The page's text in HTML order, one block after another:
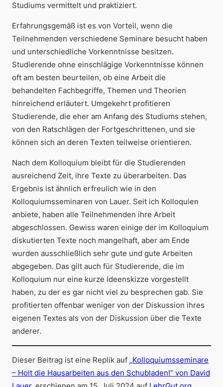
Studiums vermittelt und praktiziert.
Erfahrungsgemäß ist es von Vorteil, wenn die
Teilnehmenden verschiedene Seminare besucht haben
und unterschiedliche Vorkenntnisse besitzen.
Studierende ohne einschlägige Vorkenntnisse können
oft am besten beurteilen, ob eine Arbeit die
behandelten Fachbegriffe, Themen und Theorien
hinreichend erläutert. Umgekehrt profitieren
Studierende, die eher am Anfang des Studiums stehen,
von den Ratschlägen der Fortgeschrittenen, und sie
können sich an deren Texten teilweise orientieren.
Nach dem Kolloquium bleibt für die Studierenden
ausreichend Zeit, ihre Texte zu überarbeiten. Das
Ergebnis ist ähnlich erfreulich wie in den
Kolloquiumsseminaren von Lauer. Seit ich Kolloquien
anbiete, haben alle Teilnehmenden ihre Arbeit
abgeschlossen. Gewiss waren einige der im Kolloquium
diskutierten Texte noch mangelhaft, aber am Ende
wurden ausschließlich sehr gute und gute Arbeiten
abgegeben. Das gilt auch für Studierende, die im
Kolloquium nur eine kurze Ideenskizze vorgestellt
haben, zu der es gar nicht viel zu besprechen gab. Sie
profitierten offenbar weniger von der Diskussion ihres
eigenen Textes als von der Diskussion über die Texte
anderer.
Dieser Beitrag ist eine Replik auf „Kolloquiumsseminare
– Holt die Hausarbeiten aus den Schubladen!“ von David